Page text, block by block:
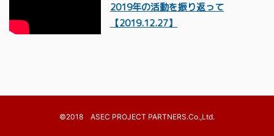
2019年の活動を振り返って
【2019.12.27】
©2018 ASEC PROJECT PARTNERS.Co.,Ltd.